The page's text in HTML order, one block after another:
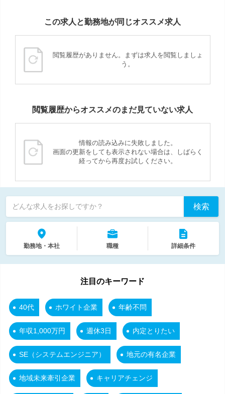
この求人と勤務地が同じオススメ求人
閲覧履歴がありません。まずは求人を閲覧しましょ
う。
閲覧履歴からオススメのまだ見ていない求人
情報の読み込みに失敗しました。
画面の更新をしても表示されない場合は、しばらく
経ってから再度お試しください。
どんな求人をお探しですか？ 検索
勤務地・本社 職種 詳細条件
注目のキーワード
40代 ホワイト企業 年齢不問
年収1,000万円 週休3日 内定とりたい
SE（システムエンジニア） 地元の有名企業
地域未来牽引企業 キャリアチェンジ